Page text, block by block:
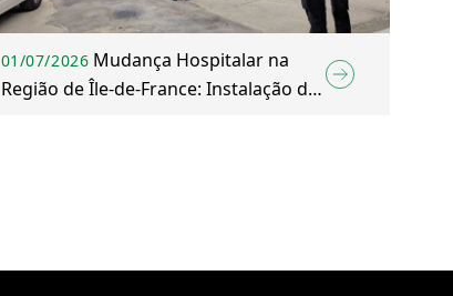
01/07/2026 Mudança Hospitalar na
Região de Île-de-France: Instalação da